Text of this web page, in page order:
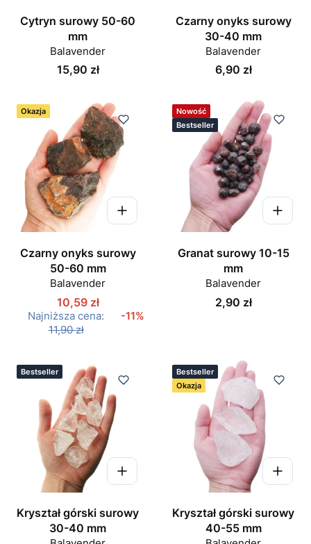
Cytryn surowy 50-60
mm
Balavender
Cena
15,90 zł
Czarny onyks surowy
30-40 mm
Balavender
Cena
6,90 zł
Okazja
Czarny onyks surowy
50-60 mm
Balavender
10,59 zł
Najniższa cena:
11,90 zł
-11%
Bestseller
Nowość
Granat surowy 10-15
mm
Balavender
Cena
2,90 zł
Bestseller
Kryształ górski surowy
30-40 mm
Okazja
Bestseller
Kryształ górski surowy
40-55 mm